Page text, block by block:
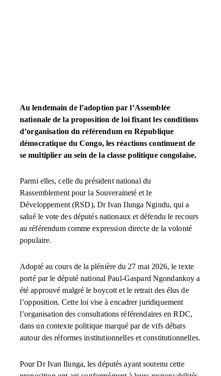
Au lendemain de l’adoption par l’Assemblée
nationale de la proposition de loi fixant les conditions
d’organisation du référendum en République
démocratique du Congo, les réactions continuent de
se multiplier au sein de la classe politique congolaise.
Parmi elles, celle du président national du
Rassemblement pour la Souveraineté et le
Développement (RSD), Dr Ivan Ilunga Ngindu, qui a
salué le vote des députés nationaux et défendu le recours
au référendum comme expression directe de la volonté
populaire.
Adopté au cours de la plénière du 27 mai 2026, le texte
porté par le député national Paul-Gaspard Ngondankoy a
été approuvé malgré le boycott et le retrait des élus de
l’opposition. Cette loi vise à encadrer juridiquement
l’organisation des consultations référendaires en RDC,
dans un contexte politique marqué par de vifs débats
autour des réformes institutionnelles et constitutionnelles.
Pour Dr Ivan Ilunga, les députés ayant soutenu cette